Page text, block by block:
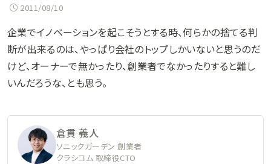
2011/08/10
企業でイノベーションを起こそうとする時、何らかの捨てる判
断が出来るのは、やっぱり会社のトップしかいないと思うのだ
けど、オーナーで無かったり、創業者でなかったりすると難し
いんだろうな、とも思う。
倉貫 義人
ソニックガーデン 創業者
クラシコム 取締役CTO